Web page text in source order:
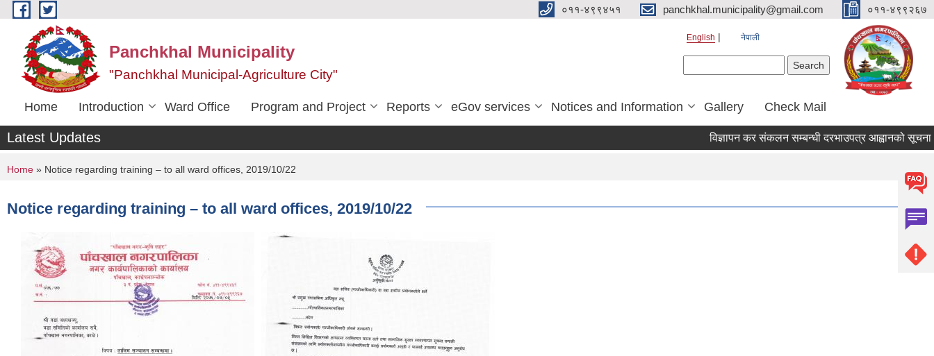
Skip to main content ०११-४९९४५१ panchkhal.municipality@gmail.com ०११-४९९२६७
Panchkhal Municipality
"Panchkhal Municipal-Agriculture City"
English नेपाली
Home Introduction Ward Office Program and Project Reports eGov services Notices and Information Gallery Check Mail
Latest Updates विज्ञापन कर संकलन सम्बन्धी दरभाउपत्र आह्वानको सूचना
You are here
Home » Notice regarding training – to all ward offices, 2019/10/22
Notice regarding training – to all ward offices, 2019/10/22